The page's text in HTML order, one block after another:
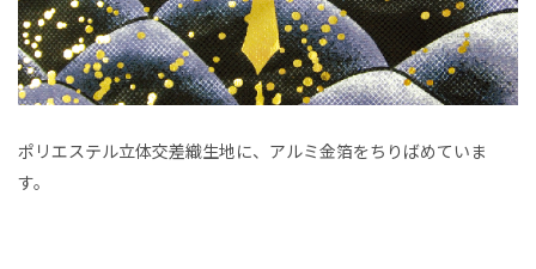
ポリエステル立体交差織生地に、アルミ金箔をちりばめていま
す。